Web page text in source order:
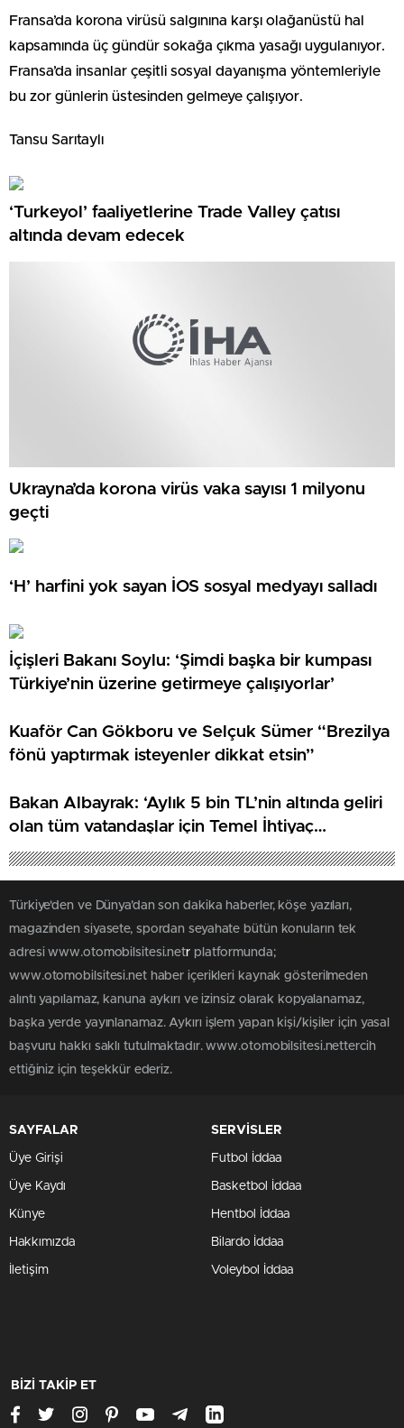
Fransa’da korona virüsü salgınına karşı olağanüstü hal
kapsamında üç gündür sokağa çıkma yasağı uygulanıyor.
Fransa’da insanlar çeşitli sosyal dayanışma yöntemleriyle
bu zor günlerin üstesinden gelmeye çalışıyor.
Tansu Sarıtaylı
‘Turkeyol’ faaliyetlerine Trade Valley çatısı
altında devam edecek
Ukrayna’da korona virüs vaka sayısı 1 milyonu
geçti
‘H’ harfini yok sayan İOS sosyal medyayı salladı
İçişleri Bakanı Soylu: ‘Şimdi başka bir kumpası
Türkiye’nin üzerine getirmeye çalışıyorlar’
Kuaför Can Gökboru ve Selçuk Sümer “Brezilya
fönü yaptırmak isteyenler dikkat etsin”
Bakan Albayrak: ‘Aylık 5 bin TL’nin altında geliri
olan tüm vatandaşlar için Temel İhtiyaç
Desteği’ni devreye aldık’
Türkiye'den ve Dünya’dan son dakika haberler, köşe yazıları,
magazinden siyasete, spordan seyahate bütün konuların tek
adresi www.otomobilsitesi.netr platformunda;
www.otomobilsitesi.net haber içerikleri kaynak gösterilmeden
alıntı yapılamaz, kanuna aykırı ve izinsiz olarak kopyalanamaz,
başka yerde yayınlanamaz. Aykırı işlem yapan kişi/kişiler için yasal
başvuru hakkı saklı tutulmaktadır. www.otomobilsitesi.nettercih
ettiğiniz için teşekkür ederiz.
SAYFALAR
Üye Girişi
Üye Kaydı
Künye
Hakkımızda
İletişim
SERVİSLER
Futbol İddaa
Basketbol İddaa
Hentbol İddaa
Bilardo İddaa
Voleybol İddaa
BİZİ TAKİP ET